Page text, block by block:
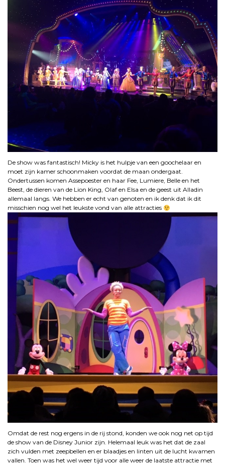
De show was fantastisch! Micky is het hulpje van een goochelaar en
moet zijn kamer schoonmaken voordat de maan ondergaat.
Ondertussen komen Assepoester en haar Fee, Lumiere, Belle en het
Beest, de dieren van de Lion King, Olaf en Elsa en de geest uit Alladin
allemaal langs. We hebben er echt van genoten en ik denk dat ik dit
misschien nog wel het leukste vond van alle attracties
Omdat de rest nog ergens in de rij stond, konden we ook nog net op tijd
de show van de Disney Junior zijn. Helemaal leuk was het dat de zaal
zich vulden met zeepbellen en er blaadjes en linten uit de lucht kwamen
vallen. Toen was het wel weer tijd voor alle weer de laatste attractie met